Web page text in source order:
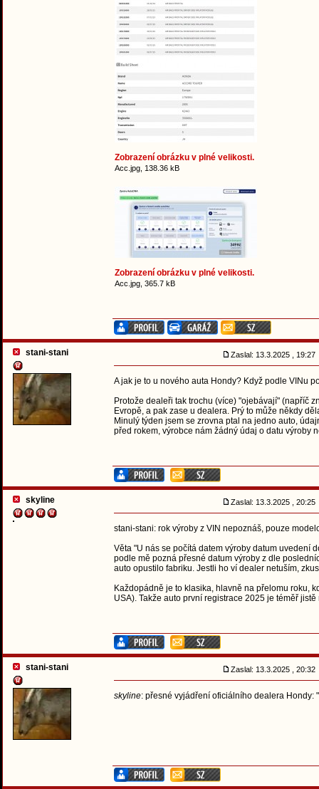
Zobrazení obrázku v plné velikosti.
Acc.jpg, 138.36 kB
Zobrazení obrázku v plné velikosti.
Acc.jpg, 365.7 kB
stani-stani Zaslal: 13.3.2025 , 19:27
A jak je to u nového auta Hondy? Když podle VINu
Protože dealeři tak trochu (více) "ojebávají" (napříč
Evropě, a pak zase u dealera. Prý to může někdy
Minulý týden jsem se zrovna ptal na jedno auto,
před rokem, výrobce nám žádný údaj o datu výroby
skyline Zaslal: 13.3.2025 , 20:25
stani-stani: rok výroby z VIN nepoznáš, pouze
Věta "U nás se počítá datem výroby datum uvedení
podle mě pozná přesné datum výroby z dle
auto opustilo fabriku. Jestli ho ví dealer netuším,
Každopádně je to klasika, hlavně na přelomu roku,
USA). Takže auto první registrace 2025 je téměř
stani-stani Zaslal: 13.3.2025 , 20:32
skyline: přesné vyjádření oficiálního dealera Hondy: "